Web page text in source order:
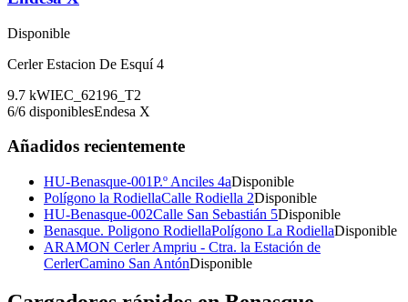
Disponible
Cerler Estacion De Esquí 4
9.7 kWIEC_62196_T2
6/6 disponiblesEndesa X
Añadidos recientemente
HU-Benasque-001P.º Anciles 4aDisponible
Polígono la RodiellaCalle Rodiella 2Disponible
HU-Benasque-002Calle San Sebastián 5Disponible
Benasque. Poligono RodiellaPolígono La RodiellaDisponible
ARAMON Cerler Ampriu - Ctra. la Estación de
CerlerCamino San AntónDisponible